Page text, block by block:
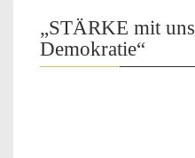
„STÄRKE mit
Demokratie“